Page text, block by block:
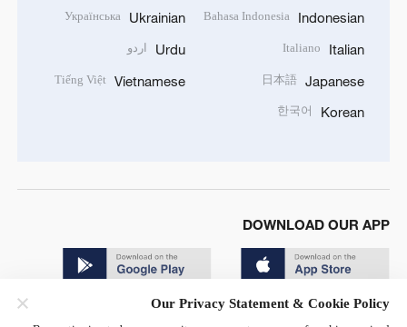
Indonesian
Bahasa Indonesia
Italian
Italiano
Japanese
日本語
Korean
한국어
Ukrainian
Українська
Urdu اردو
Vietnamese
Tiếng Việt
DOWNLOAD OUR APP
Our Privacy Statement & Cookie Policy